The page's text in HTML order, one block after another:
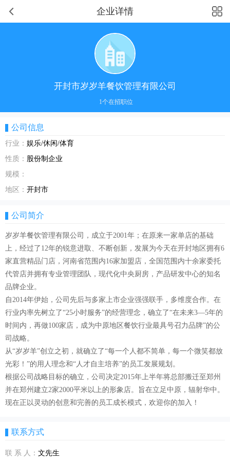
企业详情
开封市岁岁羊餐饮管理有限公司
1个在招职位
公司信息
行业： 娱乐/休闲/体育
性质： 股份制企业
规模：
地区： 开封市
公司简介
岁岁羊餐饮管理有限公司，成立于2001年；在原来一家单店的基础
上，经过了12年的锐意进取、不断创新，发展为今天在开封地区拥有6
家直营精品门店，河南省范围内16家加盟店，全国范围内十余家委托
代管店并拥有专业管理团队，现代化中央厨房，产品研发中心的知名
品牌企业。
自2014年伊始，公司先后与多家上市企业强强联手，多维度合作。在
行业内率先树立了“25小时服务”的经营理念，确立了“在未来3—5年的
时间内，再做100家店，成为中原地区餐饮行业最具号召力品牌”的公
司战略。
从“岁岁羊”创立之初，就确立了“每一个人都不简单，每一个微笑都放
光彩！”的用人理念和“人才自主培养”的员工发展规划。
根据公司战略目标的确立，公司决定2015年上半年将总部搬迁至郑州
并在郑州建立2家2000平米以上的形象店。旨在立足中原，辐射华中。
现在正以灵动的创意和完善的员工成长模式，欢迎你的加入！
联系方式
联 系 人： 文先生